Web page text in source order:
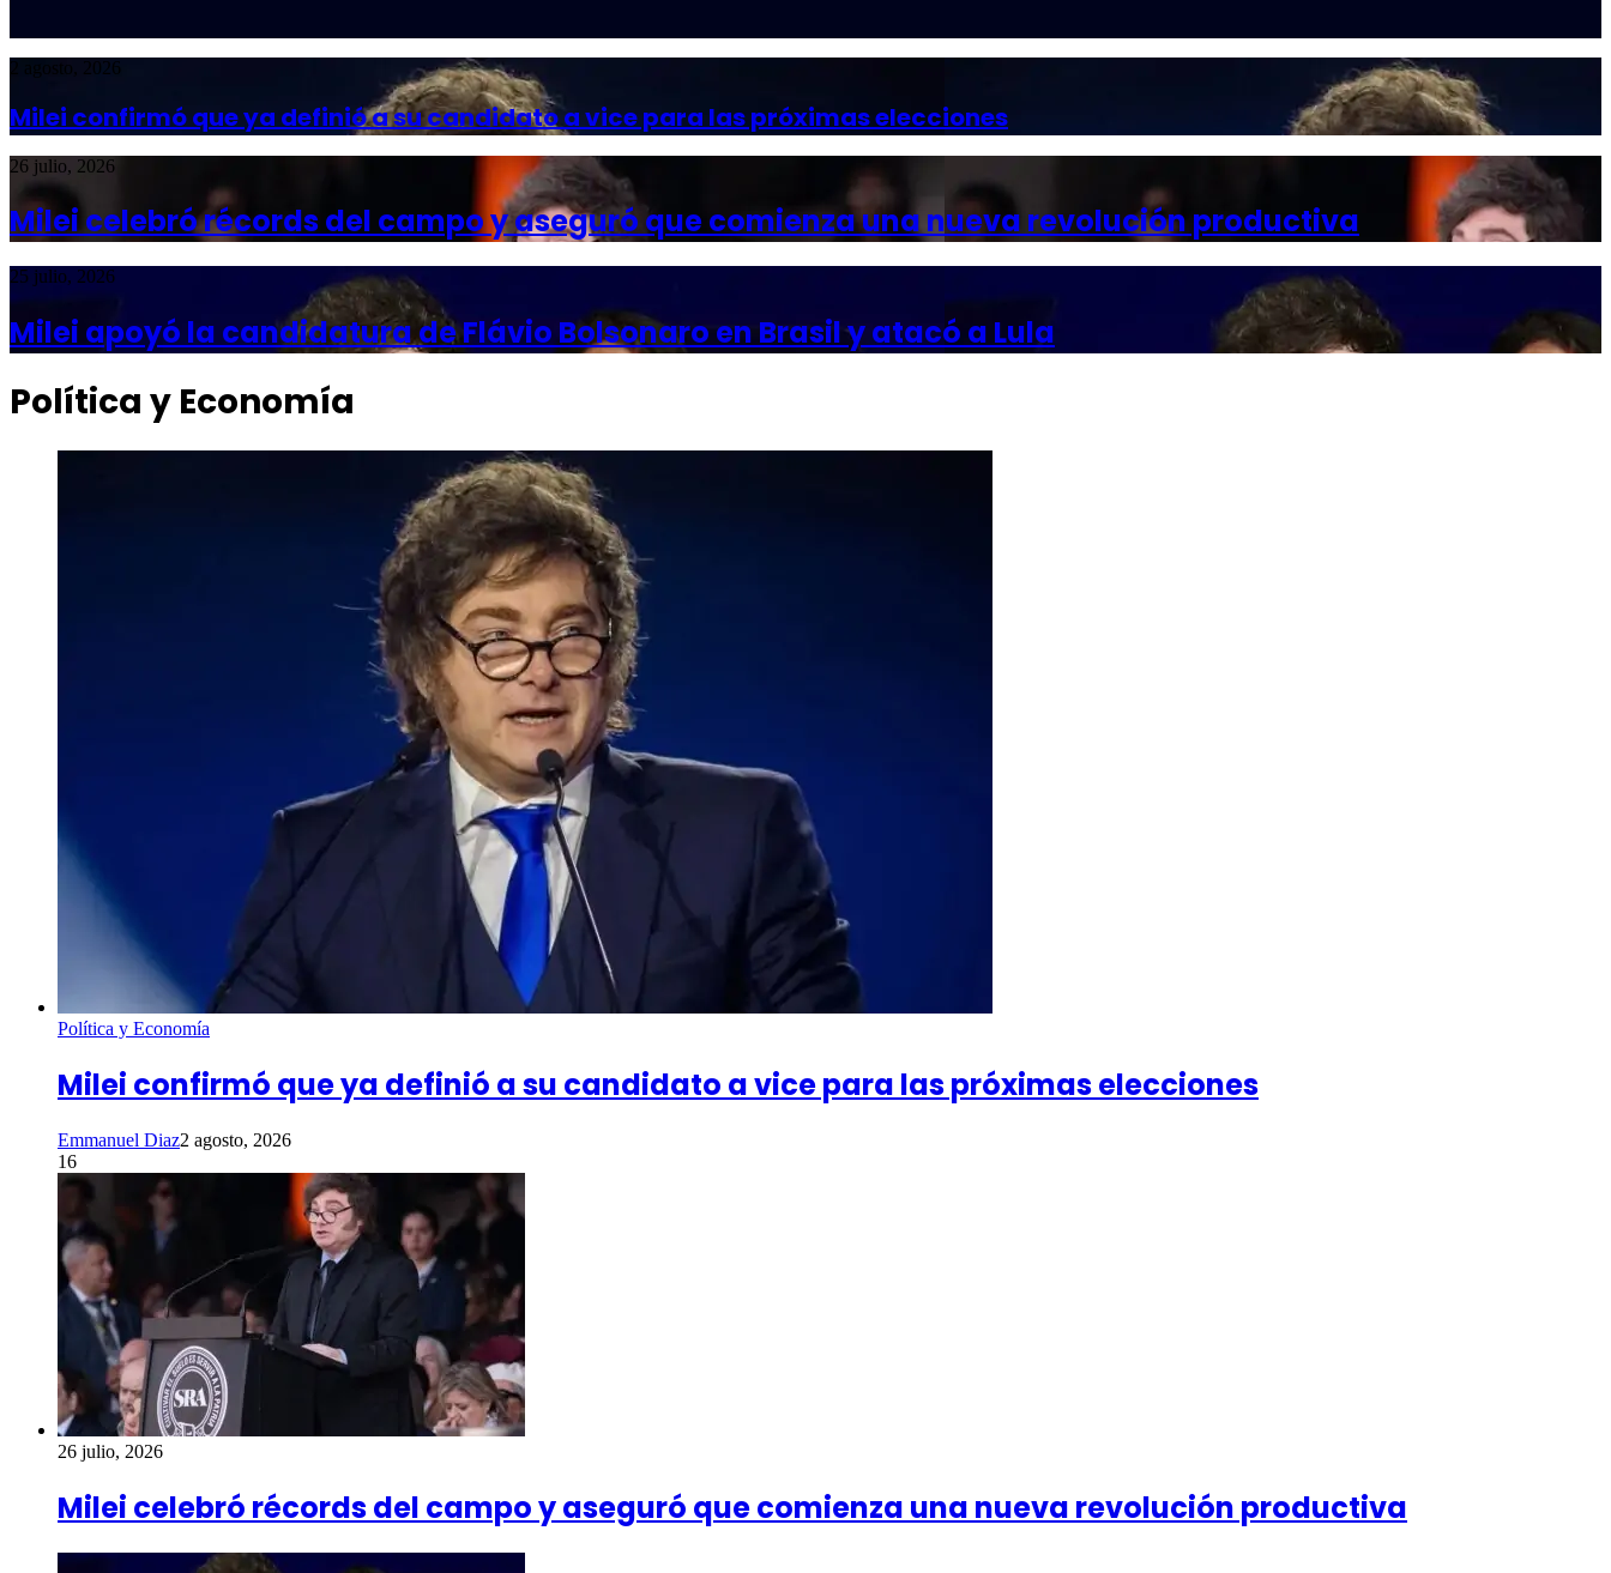
2 agosto, 2026
Milei confirmó que ya definió a su candidato a vice para las próximas elecciones
26 julio, 2026
Milei celebró récords del campo y aseguró que comienza una nueva revolución productiva
25 julio, 2026
Milei apoyó la candidatura de Flávio Bolsonaro en Brasil y atacó a Lula
Política y Economía
Política y Economía
Milei confirmó que ya definió a su candidato a vice para las próximas elecciones
Emmanuel Diaz2 agosto, 2026
16
26 julio, 2026
Milei celebró récords del campo y aseguró que comienza una nueva revolución productiva